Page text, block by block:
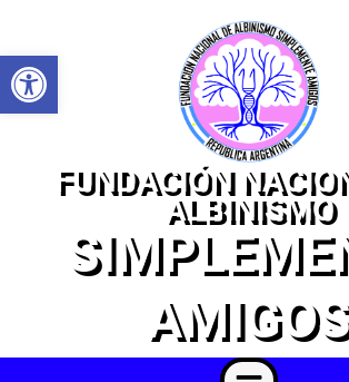
Open toolbar
FUNDACIÓN
ALBINISMO